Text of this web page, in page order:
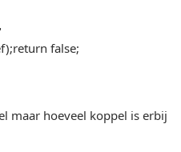
false;
maar hoeveel koppel is erbij